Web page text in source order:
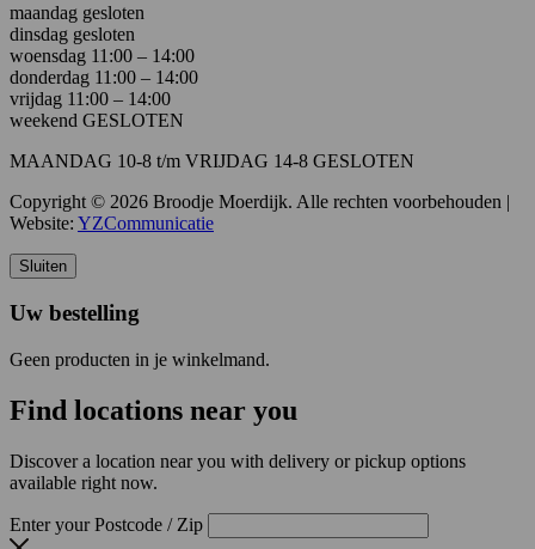
maandag gesloten
dinsdag gesloten
woensdag 11:00 – 14:00
donderdag 11:00 – 14:00
vrijdag 11:00 – 14:00
weekend GESLOTEN
MAANDAG 10-8 t/m VRIJDAG 14-8 GESLOTEN
Copyright © 2026 Broodje Moerdijk. Alle rechten voorbehouden |
Website: YZCommunicatie
Sluiten
Uw bestelling
Geen producten in je winkelmand.
Find locations near you
Discover a location near you with delivery or pickup options
available right now.
Enter your Postcode / Zip